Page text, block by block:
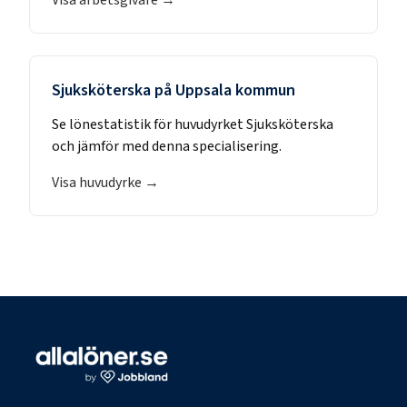
Sjuksköterska på Uppsala kommun
Se lönestatistik för huvudyrketSjuksköterska
och jämför med denna specialisering.
Visa huvudyrke →